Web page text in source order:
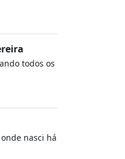
todos os
nasci há